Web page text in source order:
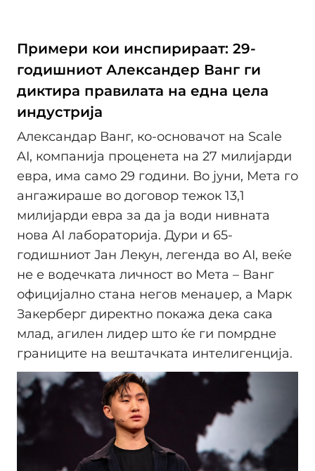
Примери кои инспирираат: 29-
годишниот Александер Ванг ги
диктира правилата на една цела
индустрија
Александар Ванг, ко-основачот на Scale
AI, компанија проценета на 27 милијарди
евра, има само 29 години. Во јуни, Метa го
ангажираше во договор тежок 13,1
милијарди евра за да ја води нивната
нова AI лабораторија. Дури и 65-
годишниот Јан Лекун, легенда во AI, веќе
не е водечката личност во Метa – Ванг
официјално стана негов менаџер, а Марк
Закерберг директно покажа дека сака
млад, агилен лидер што ќе ги помрдне
границите на вештачката интелигенција.